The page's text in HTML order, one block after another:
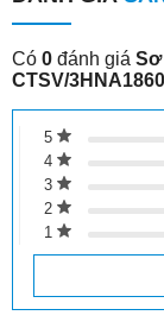
Có 0 đánh giá Sơ
CTSV/3HNA1860II
5
4
3
2
1